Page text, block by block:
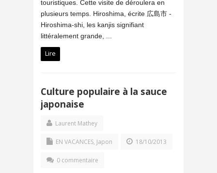
touristiques. Cette visite de déroulera en
plusieurs temps. Hiroshima, écrite 広島市 -
Hiroshima-shi, les kanjis signifiant
littéralement grande, ...
Lire
Culture populaire à la sauce
japonaise
Laurent Mathey
EN VACANCES, Japon 18/10/2013
0 commentaire